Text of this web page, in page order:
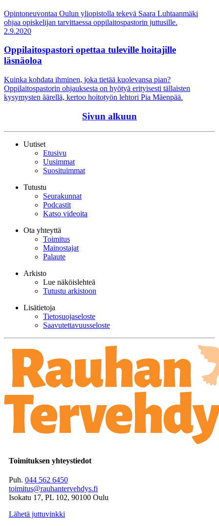
Opintoneuvontaa Oulun yliopistolla tekevä Saara Luhtaanmäki
ohjaa opiskelijan tarvittaessa oppilaitospastorin juttusille.
2.9.2020
Oppilaitospastori opettaa tuleville hoitajille
läsnäoloa
Kuinka kohdata ihminen, joka tietää kuolevansa pian?
Oppilaitospastorin ohjauksesta on hyötyä erityisesti tällaisten
kysymysten äärellä, kertoo hoitotyön lehtori Pia Mäenpää.
Sivun alkuun
Uutiset
Etusivu
Uusimmat
Suosituimmat
Tutustu
Seurakunnat
Podcastit
Katso videoita
Ota yhteyttä
Toimitus
Mainostajat
Palaute
Arkisto
Lue näköislehteä
Tutustu arkistoon
Lisätietoja
Tietosuojaseloste
Saavutettavuusseloste
Toimituksen yhteystiedot
Puh. 044 562 6450
toimitus@rauhantervehdys.fi
Isokatu 17, PL 102, 90100 Oulu
Lähetä juttuvinkki